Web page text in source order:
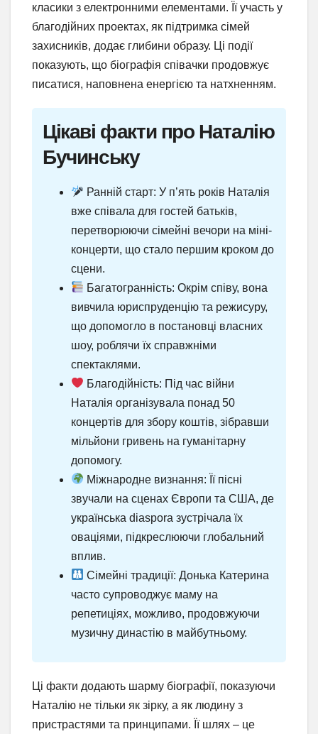
класики з електронними елементами. Її участь у
благодійних проектах, як підтримка сімей
захисників, додає глибини образу. Ці події
показують, що біографія співачки продовжує
писатися, наповнена енергією та натхненням.
Цікаві факти про Наталію
Бучинську
Ранній старт: У п’ять років Наталія
вже співала для гостей батьків,
перетворюючи сімейні вечори на міні-
концерти, що стало першим кроком до
сцени.
Багатогранність: Окрім співу, вона
вивчила юриспруденцію та режисуру,
що допомогло в постановці власних
шоу, роблячи їх справжніми
спектаклями.
Благодійність: Під час війни
Наталія організувала понад 50
концертів для збору коштів, зібравши
мільйони гривень на гуманітарну
допомогу.
Міжнародне визнання: Її пісні
звучали на сценах Європи та США, де
українська diaspora зустрічала їх
оваціями, підкреслюючи глобальний
вплив.
Сімейні традиції: Донька Катерина
часто супроводжує маму на
репетиціях, можливо, продовжуючи
музичну династію в майбутньому.
Ці факти додають шарму біографії, показуючи
Наталію не тільки як зірку, а як людину з
пристрастями та принципами. Її шлях – це